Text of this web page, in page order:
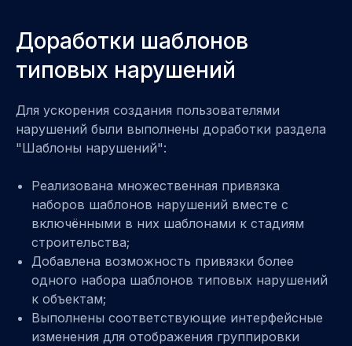
Доработки шаблонов
типовых нарушений
Для ускорения создания пользователями
нарушений были выполнены доработки раздела
"Шаблоны нарушений":
Реализована множественная привязка
наборов шаблонов нарушений вместе с
включёнными в них шаблонами к стадиям
строительства;
Добавлена возможность привязки более
одного набора шаблонов типовых нарушений
к объектам;
Выполнены соответствующие интерфейсные
изменения для отображения группировки